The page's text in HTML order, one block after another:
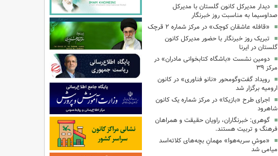
دیدار مدیرکل کانون گلستان با مدیرکل
صداوسیما به مناسبت روز خبرنگار
«قافله عاشقان کوچک» در مرکز شماره ۲ قرچک
تبریک روز خبرنگار با حضور مدیرکل کانون
گلستان در ایرنا
دومین نشست «باشگاه کتابخوانی مادران» در
مرکز ۳۹
رویداد گفت‌وگومحور «نانو فناوری» در کانون
ارومیه برگزار شد
اجرای طرح «بازیکا» در مرکز شماره یک کانون
شاهرود
گوهری: خبرنگاران، راویان حقیقت و همراهان
فرهنگ و تربیت هستند.
«موشِ سربه‌هوا» مهمانِ بچه‌های کلاته‌اسد
میامی شد